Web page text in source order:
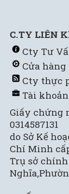
C.TY LIÊN
Cty Tư
Cửa hàng
Cty thực
Tài
Giấy chứng
0314587131
do Sở Kế
Chí Minh
Trụ sở chính